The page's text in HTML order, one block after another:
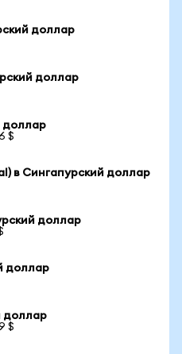
доллар
доллар
доллар
$
в Сингапурский доллар
доллар
доллар
доллар
$